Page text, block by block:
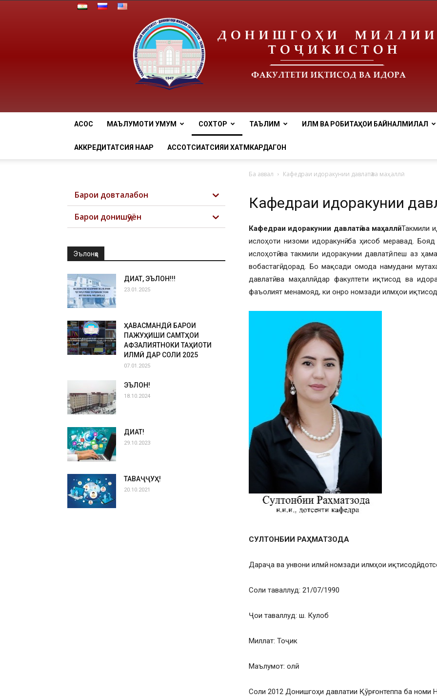
АСОСӢ МАЪЛУМОТИ УМУМӢ СОХТОР ТАЪЛИМ ИЛМ ВА РОБИТАҲОИ БАЙНАЛМИЛАЛӢ
АККРЕДИТАТСИЯ НААР АССОТСИАТСИЯИ ХАТМКАРДАГОН
Ба аввал Кафедраи идоракунии давлатӣ ва маҳаллӣ
Кафедраи идоракунии
Кафедраи идоракунии давлатӣ ва маҳаллӣ.Такмили
ислоҳоти низоми идоракунӣ ба ҳисоб меравад.
ислоҳотӣ ва такмили идоракунии давлатӣ, пеш аз
вобастагӣ дорад. Бо мақсади омода намудани
давлатӣ ва маҳаллӣ дар факултети иқтисод ва
фаъолият менамояд, ки онро номзади илмҳои
СУЛТОНБИИ РАҲМАТЗОДА
Дараҷа ва унвони илмӣ: номзади илмҳои иқтисодӣ,
Соли таваллуд: 21/07/1990
Ҷои таваллуд: ш. Кулоб
Миллат: Тоҷик
Маълумот: олӣ
Соли 2012 Донишгоҳи давлатии Қӯрғонтеппа ба номи
Барои довталабон
Барои донишҷӯён
Эълонҳо
ДИҚҚАТ, ЭЪЛОН!!!
23.01.2025
ҲАВАСМАНДӢ БАРОИ
ПАЖУҲИШИ САМТҲОИ
АФЗАЛИЯТНОКИ ТАҲҚИҚОТИ
ИЛМӢ ДАР СОЛИ 2025
07.01.2025
ЭЪЛОН!
18.10.2024
ДИҚҚАТ!
29.10.2023
ТАВАҶҶУҲ!
20.10.2021